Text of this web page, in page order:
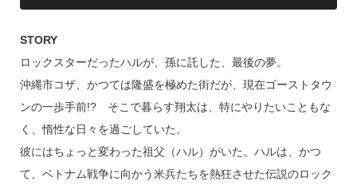
STORY
ロックスターだったハルが、孫に託した、最後の夢。
沖縄市コザ、かつては隆盛を極めた街だが、現在ゴーストタウ
ンの一歩手前!? そこで暮らす翔太は、特にやりたいこともな
く、惰性な日々を過ごしていた。
彼にはちょっと変わった祖父（ハル）がいた。ハルは、かつ
て、ベトナム戦争に向かう米兵たちを熱狂させた伝説のロック